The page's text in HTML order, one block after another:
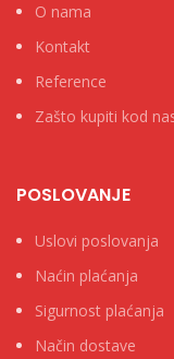
O nama
Kontakt
Reference
Zašto kupiti kod
POSLOVANJE
Uslovi poslovanja
Naćin plaćanja
Sigurnost plaćanja
Način dostave